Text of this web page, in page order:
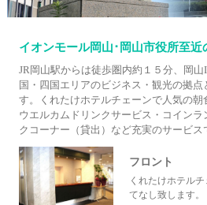
イオンモール岡山･岡山市役所至近
JR岡山駅からは徒歩圏内約１５分、岡
国・四国エリアのビジネス・観光の拠点
す。くれたけホテルチェーンで人気の朝
ウエルカムドリンクサービス・コイン
クコーナー（貸出）など充実のサービス
フロント
くれたけホテル
てなし致します。